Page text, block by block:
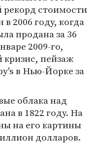
стоимости
2006 году, когда
продана за 36
2009-го,
пейзаж
в Нью-Йорке за
облака над
в 1822 году. На
на его картины
долларов.